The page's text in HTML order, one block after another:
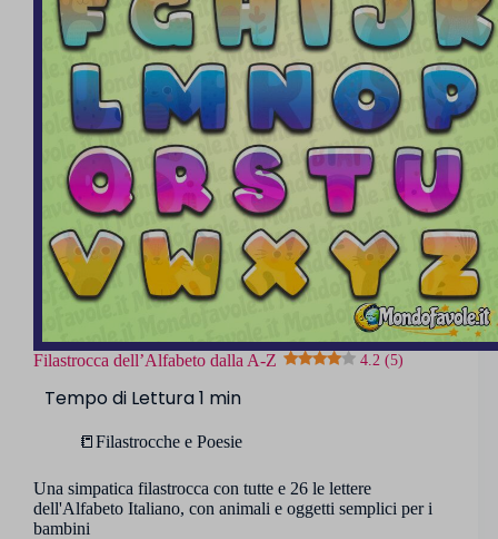
Filastrocca dell’Alfabeto dalla A-Z 4.2 (5)
📒Filastrocche e Poesie
Una simpatica filastrocca con tutte e 26 le lettere
dell'Alfabeto Italiano, con animali e oggetti semplici per i
bambini